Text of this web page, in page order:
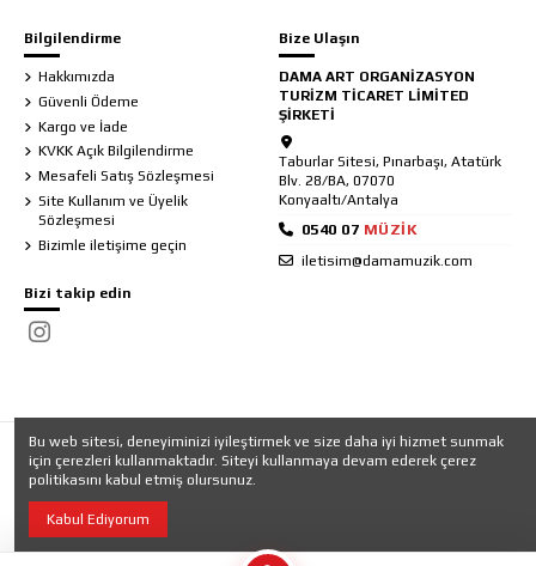
Bilgilendirme
Hakkımızda
Güvenli Ödeme
Kargo ve İade
KVKK Açık Bilgilendirme
Mesafeli Satış Sözleşmesi
Site Kullanım ve Üyelik
Sözleşmesi
Bizimle iletişime geçin
Bize Ulaşın
DAMA ART ORGANİZASYON
TURİZM TİCARET LİMİTED
ŞİRKETİ
Taburlar Sitesi, Pınarbaşı, Atatürk
Blv. 28/BA, 07070
Konyaaltı/Antalya
iletisim@damamuzik.com
Bizi takip edin
Bu web sitesi, deneyiminizi iyileştirmek ve size daha iyi hizmet sunmak
için çerezleri kullanmaktadır. Siteyi kullanmaya devam ederek çerez
politikasını kabul etmiş olursunuz.
Kabul Ediyorum